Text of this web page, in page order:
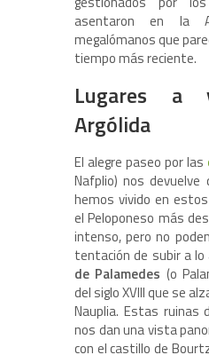
asentaron en la
megalómanos que
tiempo más reciente.
Lugares
Argólida
El alegre paseo por las
Nafplio) nos
hemos vivido en
el Peloponeso más
intenso, pero no
tentación de subir a
de Palamedes (o
del siglo XVIII que se
Nauplia. Estas ruinas
nos dan una vista
con el castillo de